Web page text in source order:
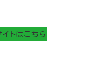
トはこちら